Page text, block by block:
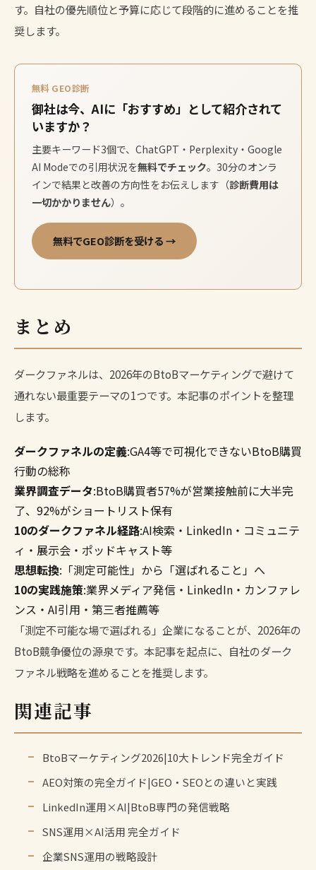
す。自社の優先順位と予算に応じて段階的に進めることを推
奨します。
無料 GEO診断
御社は今、AIに「おすすめ」として紹介されて
いますか？
主要キーワード3個で、ChatGPT・Perplexity・Google
AI Modeでの引用状況を無料でチェック。30分のオンラ
インで結果と改善の方向性をお伝えします（診断費用は
一切かかりません）。
無料でGEO診断を受ける →
まとめ
ダークファネルは、2026年のBtoBマーケティングで避けて
通れない最重要テーマの1つです。本記事のポイントを整理
します。
ダークファネルの定義:GA4等で可視化できないBtoB購買
行動の総称
業界調査データ:BtoB購買者57%が営業接触前に大半完
了、92%がショートリスト保有
10のダークファネル経路:AI検索・LinkedIn・コミュニテ
ィ・展示会・ポッドキャスト等
思想転換:「測定可能性」から「選ばれること」へ
10の実践施策:業界メディア発信・LinkedIn・カンファレ
ンス・AI引用・第三者推薦等
「測定不可能な場で選ばれる」企業になることが、2026年の
BtoB競争優位の源泉です。本記事を起点に、自社のダーク
ファネル戦略を進めることを推奨します。
関連記事
BtoBマーケティング2026|10大トレンド完全ガイド
AEO対策の完全ガイド|GEO・SEOとの違いと実践
LinkedIn運用×AI|BtoB専門の発信戦略
SNS運用×AI活用 完全ガイド
企業SNS運用の戦略設計